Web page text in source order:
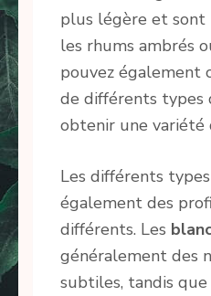
plus légère et sont
les rhums ambrés
pouvez également
de différents types
obtenir une variété
Les différents
également des
différents. Les
généralement des
subtiles, tandis que